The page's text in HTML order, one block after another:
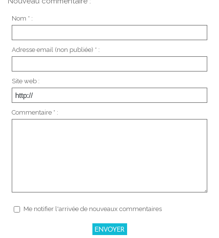
Nom * :
Adresse email (non publiée) * :
Site web :
Commentaire * :
Me notifier l'arrivée de nouveaux commentaires